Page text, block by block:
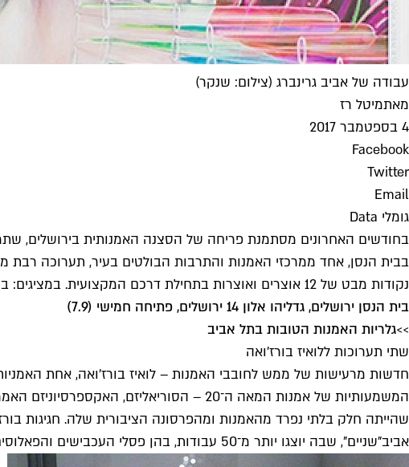
עבודה של אביב גרינברג (צילום: שנקר)
מאתמיטל רז
4 בספטמבר 2017
Facebook
Twitter
Email
גומלי Data
בבית הנסן, אחד ממרכזי האמנות והתרבות הבולטים בעיר, תערוכה רבת
נקודות מבט של 12 אוצרים ואוצרות בתחילת דרכם המקצועית. במציגים: בן הגרי, תמיר צדוק, שחר יהלום, אורלי הומל, שרון בלבן, דנה לוי, אביטל גבע ושרון גלזברג.
בית הנסן ירושלים, גדליהו אלון 14 ירושלים, פתיחה חמישי (7.9)
>>גלריות האמנות הטובות בתל אביב
שתי תערוכות ללואיז בורז'ואה
המשמעותיות של אמנות המאה ה־20 –
שהייתה חלק בלתי נפרד מהאמנות ומהפרסונה הציבורית שלה. חגיגות
אביב"שניים", שבה יוצגו יותר מ־50 עבודות, בהן פסלי העכבישים והפאלוסים המוכרים שלה.